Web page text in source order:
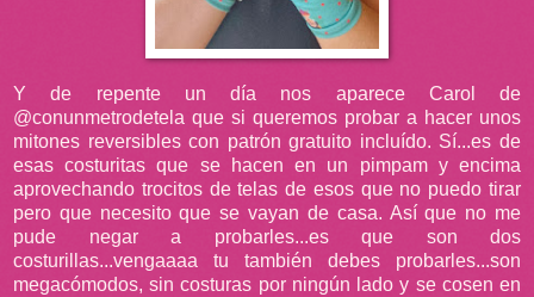
Y de repente un día nos aparece Carol de
@conunmetrodetela que si queremos probar a hacer unos
mitones reversibles con patrón gratuito incluído. Sí...es de
esas costuritas que se hacen en un pimpam y encima
aprovechando trocitos de telas de esos que no puedo tirar
pero que necesito que se vayan de casa. Así que no me
pude negar a probarles...es que son dos
costurillas...vengaaaa tu también debes probarles...son
megacómodos, sin costuras por ningún lado y se cosen en